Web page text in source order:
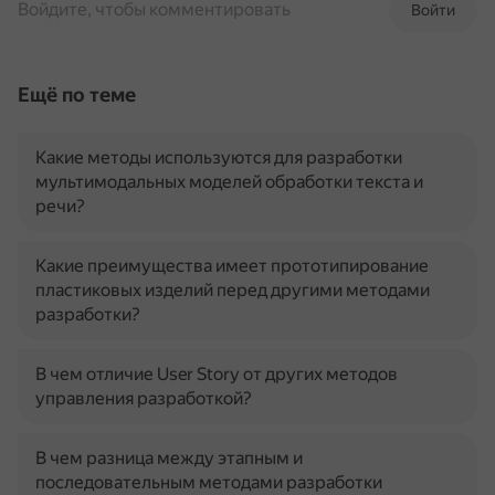
Войти
Войдите, чтобы комментировать
Ещё по теме
Какие методы используются для разработки
мультимодальных моделей обработки текста и
речи?
Какие преимущества имеет прототипирование
пластиковых изделий перед другими методами
разработки?
В чем отличие User Story от других методов
управления разработкой?
В чем разница между этапным и
последовательным методами разработки